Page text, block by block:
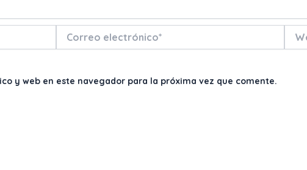
electrónico*
y web en este navegador para la próxima vez que comente.